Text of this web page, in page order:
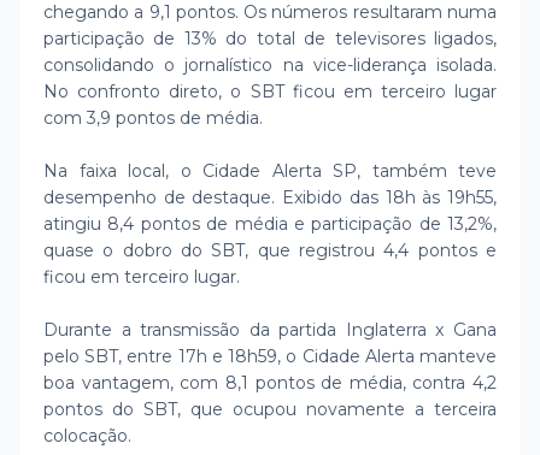
chegando a 9,1 pontos. Os números resultaram numa
participação de 13% do total de televisores ligados,
consolidando o jornalístico na vice-liderança isolada.
No confronto direto, o SBT ficou em terceiro lugar
com 3,9 pontos de média.
Na faixa local, o Cidade Alerta SP, também teve
desempenho de destaque. Exibido das 18h às 19h55,
atingiu 8,4 pontos de média e participação de 13,2%,
quase o dobro do SBT, que registrou 4,4 pontos e
ficou em terceiro lugar.
Durante a transmissão da partida Inglaterra x Gana
pelo SBT, entre 17h e 18h59, o Cidade Alerta manteve
boa vantagem, com 8,1 pontos de média, contra 4,2
pontos do SBT, que ocupou novamente a terceira
colocação.